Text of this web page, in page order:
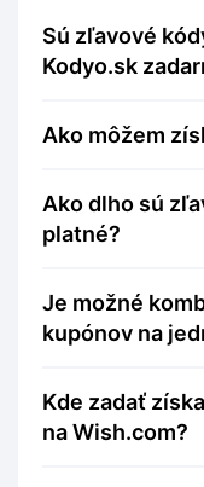
Sú zľavové kódy a kupóny dostupné na
Kodyo.sk
Ako môžem
Ako dlho sú zľavové kódy a kupóny
platné?
Je možné kombinovať viac zľavových
kupónov na
Kde zadať získaný promo kód pri nákupe
na Wish.com?